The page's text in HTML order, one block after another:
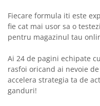
Fiecare formula iti este
fie cat mai usor sa o
pentru magazinul tau
Ai 24 de pagini echipate
rasfoi oricand ai nevoie
accelera strategia ta de
ganduri!